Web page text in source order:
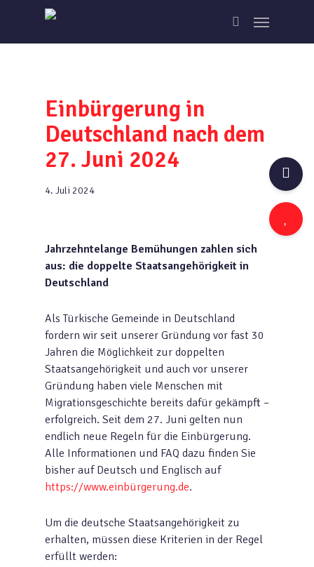
main
search
Menu
Einbürgerung in
Deutschland nach dem
27. Juni 2024
4. Juli 2024
Jahrzehntelange Bemühungen zahlen sich
aus: die doppelte Staatsangehörigkeit in
Deutschland
Als Türkische Gemeinde in Deutschland
fordern wir seit unserer Gründung vor fast 30
Jahren die Möglichkeit zur doppelten
Staatsangehörigkeit und auch vor unserer
Gründung haben viele Menschen mit
Migrationsgeschichte bereits dafür gekämpft –
erfolgreich. Seit dem 27. Juni gelten nun
endlich neue Regeln für die Einbürgerung.
Alle Informationen und FAQ dazu finden Sie
bisher auf Deutsch und Englisch auf
https://www.einbürgerung.de.
Um die deutsche Staatsangehörigkeit zu
erhalten, müssen diese Kriterien in der Regel
erfüllt werden: